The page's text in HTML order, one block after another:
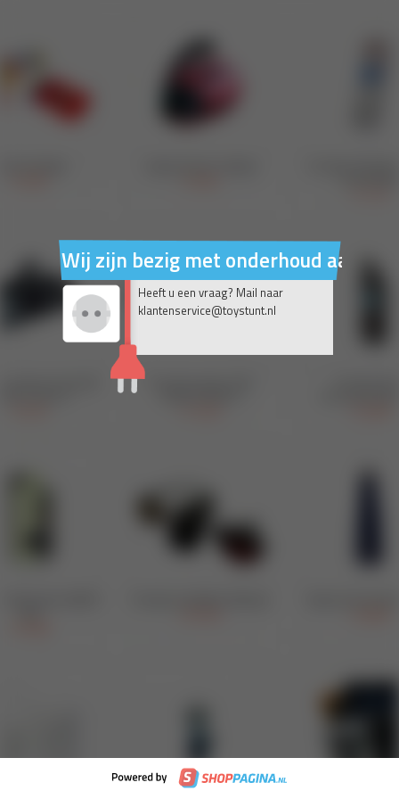
Wij zijn bezig met onderhoud aan
Heeft u een vraag? Mail naar
klantenservice@toystunt.nl